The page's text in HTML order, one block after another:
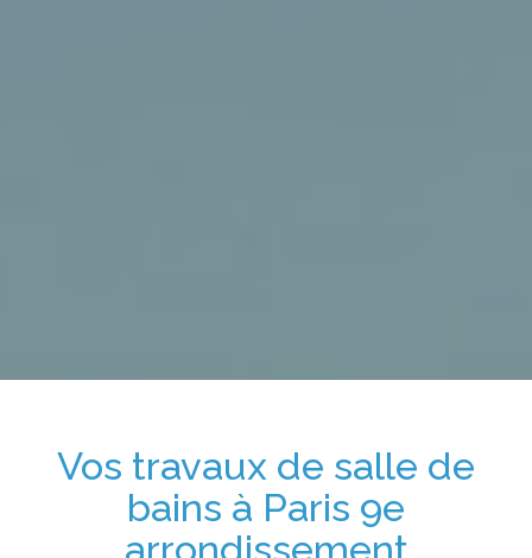
Vos travaux de salle de
bains à Paris 9e